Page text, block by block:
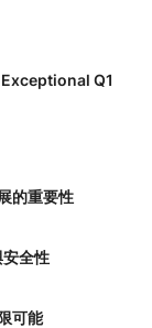
Q1
的重要性
全性
可能